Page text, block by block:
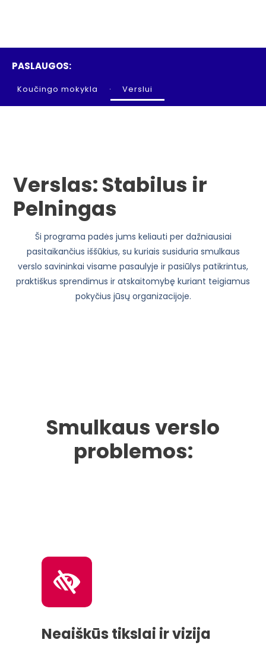
PASLAUGOS:
Koučingo mokykla Verslui
Verslas: Stabilus ir
Pelningas
Ši programa padės jums keliauti per dažniausiai
pasitaikančius iššūkius, su kuriais susiduria smulkaus
verslo savininkai visame pasaulyje ir pasiūlys patikrintus,
praktiškus sprendimus ir atskaitomybę kuriant teigiamus
pokyčius jūsų organizacijoje.
Smulkaus verslo
problemos:
Neaiškūs tikslai ir vizija